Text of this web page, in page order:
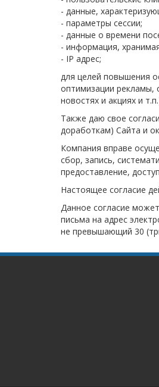
- данные,
- параметры сессии;
- данные о времени
- информация,
- IP адрес;
для целей повышения
оптимизации рекламы,
новостях и акциях и
Также даю свое
доработкам) Сайта и
Компания вправе
сбор, запись,
предоставление,
Настоящее согласие
Данное согласие
письма на адрес
не превышающий 30